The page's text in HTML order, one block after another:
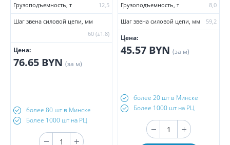
Грузоподъемность, т 12,5
Шаг звена силовой цепи, мм
60 (±1.8)
Цена:
76.65 BYN (за м)
более 80 шт в Минске
Более 1000 шт на РЦ
Грузоподъемность, т 8,0
Шаг звена силовой цепи, мм 59,2
Цена:
45.57 BYN (за м)
более 20 шт в Минске
Более 1000 шт на РЦ